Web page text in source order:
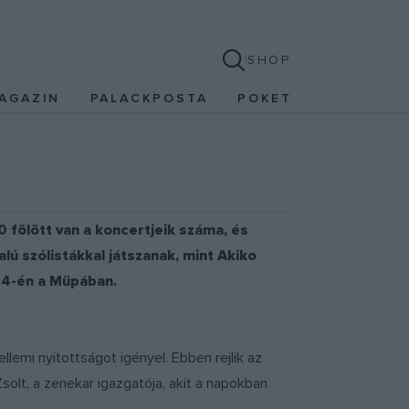
SHOP
PALACKPOSTA POKET
fölött van a koncertjeik száma, és
szólistákkal játszanak, mint Akiko
én a Müpában.
nyitottságot igényel. Ebben rejlik az
a zenekar igazgatója, akit a napokban